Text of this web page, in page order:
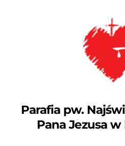
Parafia pw.
Pana Jezusa